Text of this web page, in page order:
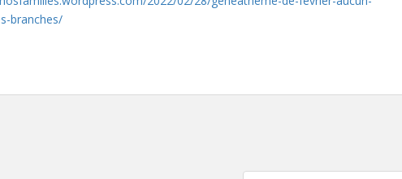
branches/